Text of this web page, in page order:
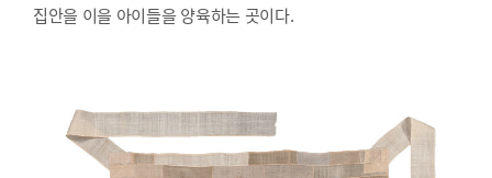
집안을 이을 아이들을 양육하는 곳이다.